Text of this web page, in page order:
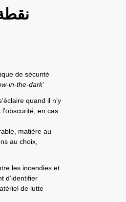
de sécurité
in-the-dark’
quand il n’y
en cas
matière au
au choix,
les incendies et
d’identifier
de lutte